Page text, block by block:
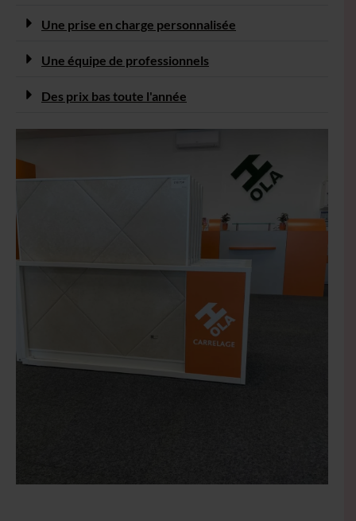
Une prise en charge personnalisée
Une équipe de professionnels
Des prix bas toute l'année